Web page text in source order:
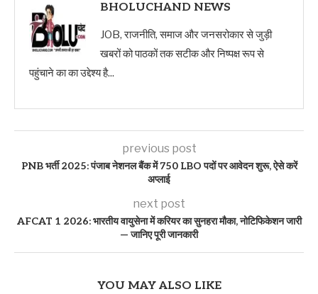
BHOLUCHAND NEWS
JOB, राजनीति, समाज और जनसरोकार से जुड़ी
खबरों को पाठकों तक सटीक और निष्पक्ष रूप से
पहुंचाने का का उद्देश्य है...
previous post
PNB भर्ती 2025: पंजाब नेशनल बैंक में 750 LBO पदों पर आवेदन शुरू, ऐसे करें
अप्लाई
next post
AFCAT 1 2026: भारतीय वायुसेना में करियर का सुनहरा मौका, नोटिफिकेशन जारी
— जानिए पूरी जानकारी
YOU MAY ALSO LIKE